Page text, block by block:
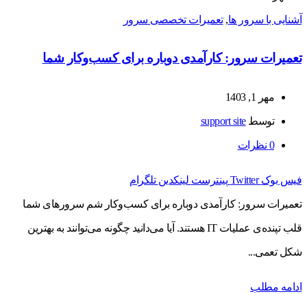
آشنایی با سرور ها,تعمیرات تخصصی سرور
تعمیرات سرور: کارآمدی دوباره برای کسب‌وکار شما
مهر 1, 1403
توسطsupport site
0 نظرات
فیس بوک Twitter پینترست لینکدین تلگرام
تعمیرات سرور: کارآمدی دوباره برای کسب‌وکار شم سرورهای شما
قلب تپنده‌ی عملیات IT هستند. آیا می‌دانید چگونه می‌توانند به بهترین
شکل تعمی...
ادامه مطلب